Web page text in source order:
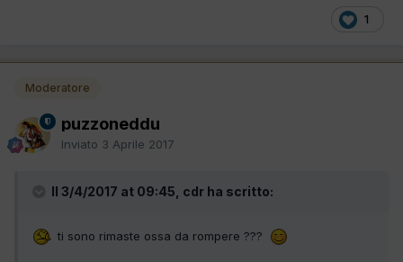
1
Moderatore
puzzoneddu
Inviato 3 Aprile 2017
Il 3/4/2017 at 09:45, cdr ha scritto:
ti sono rimaste ossa da rompere ???